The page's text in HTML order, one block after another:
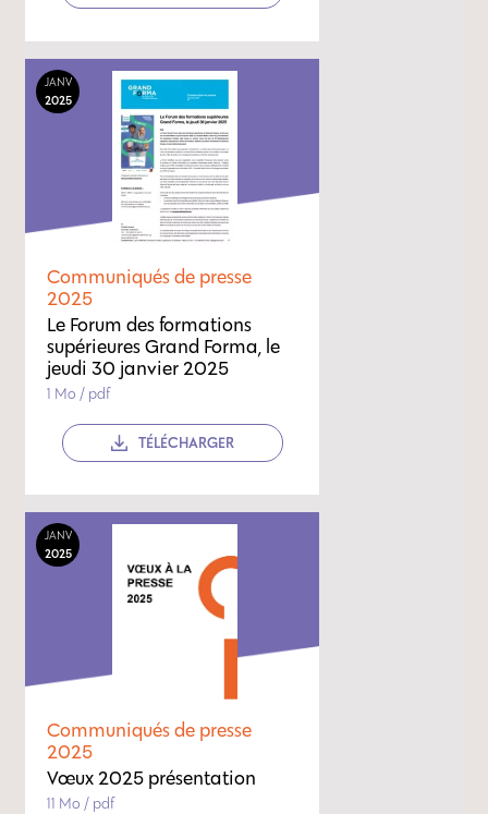
JANV
2025
Communiqués de presse
2025
Le Forum des formations
supérieures Grand Forma, le
jeudi 30 janvier 2025
1 Mo / pdf
TÉLÉCHARGER
JANV
2025
Communiqués de presse
2025
Vœux 2025 présentation
11 Mo / pdf